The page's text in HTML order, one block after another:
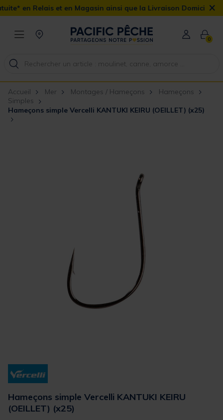
Magasin ainsi que la Livraison Domicile offerte dès 90€ ×
0
Accueil Mer Montages / Hameçons
Hameçons
Simples
Hameçons simple Vercelli KANTUKI KEIRU (OEILLET) (x25)
Hameçons simple Vercelli KANTUKI KEIRU
(OEILLET) (x25)